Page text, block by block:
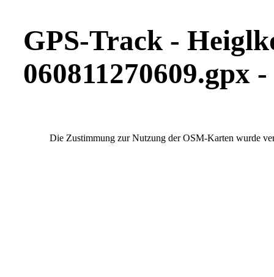
GPS-Track -
060811270609.gpx
Die Zustimmung zur Nutzung der OSM-Karten wurde